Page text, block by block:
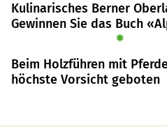
Kulinarisches Berner
Gewinnen Sie das Buch
✹
Beim Holzführen mit
höchste Vorsicht geboten